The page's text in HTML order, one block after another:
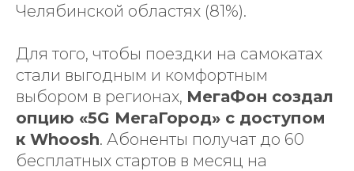
Челябинской областях (81%).
Для того, чтобы поездки на самокатах
стали выгодным и комфортным
выбором в регионах, МегаФон создал
опцию «5G МегаГород» с доступом
к Whoosh. Абоненты получат до 60
бесплатных стартов в месяц на